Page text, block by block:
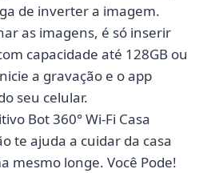
de inverter a imagem.
as imagens, é só inserir
capacidade até 128GB ou
a gravação e o app
seu celular.
Bot 360° Wi-Fi Casa
te ajuda a cuidar da casa
mesmo longe. Você Pode!